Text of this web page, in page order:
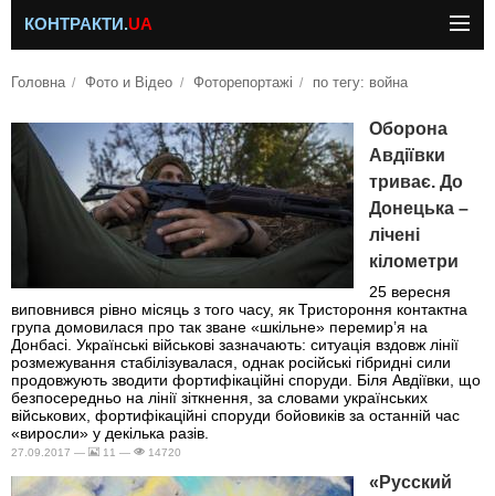
КОНТРАКТИ.UA
Головна Фото и Відео Фоторепортажі по тегу: война
Оборона
Авдіївки
триває. До
Донецька –
лічені
кілометри
25 вересня
виповнився рівно місяць з того часу, як Тристороння контактна
група домовилася про так зване «шкільне» перемир’я на
Донбасі. Українські військові зазначають: ситуація вздовж лінії
розмежування стабілізувалася, однак російські гібридні сили
продовжують зводити фортифікаційні споруди. Біля Авдіївки, що
безпосередньо на лінії зіткнення, за словами українських
військових, фортифікаційні споруди бойовиків за останній час
«виросли» у декілька разів.
27.09.2017 — 11 — 14720
«Русский